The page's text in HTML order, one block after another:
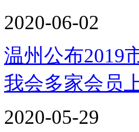
2020-06-02
温州公布2019
我会多家会员
2020-05-29